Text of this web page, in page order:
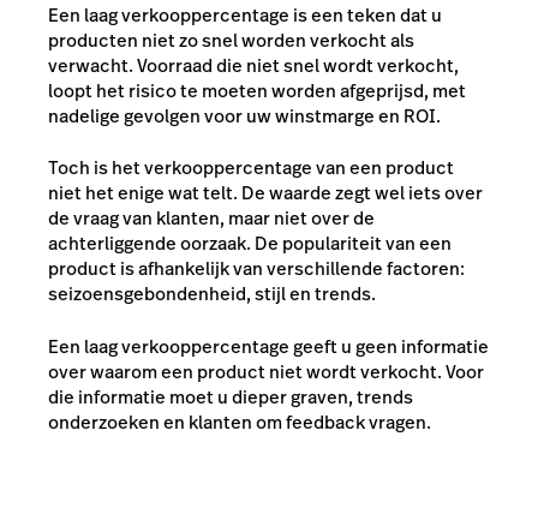
Een laag verkooppercentage is een teken dat u
producten niet zo snel worden verkocht als
verwacht. Voorraad die niet snel wordt verkocht,
loopt het risico te moeten worden afgeprijsd, met
nadelige gevolgen voor uw winstmarge en ROI.
Toch is het verkooppercentage van een product
niet het enige wat telt. De waarde zegt wel iets over
de vraag van klanten, maar niet over de
achterliggende oorzaak. De populariteit van een
product is afhankelijk van verschillende factoren:
seizoensgebondenheid, stijl en trends.
Een laag verkooppercentage geeft u geen informatie
over waarom een product niet wordt verkocht. Voor
die informatie moet u dieper graven, trends
onderzoeken en klanten om feedback vragen.